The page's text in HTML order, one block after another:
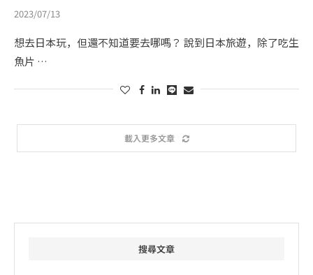
2023/07/13
想去日本玩，但還不知道要去哪嗎？ 說到日本旅遊，除了吃生
魚片 …
載入更多文章
搜尋文章